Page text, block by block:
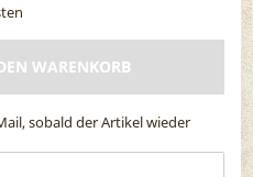
WARENKORB
sobald der Artikel wieder